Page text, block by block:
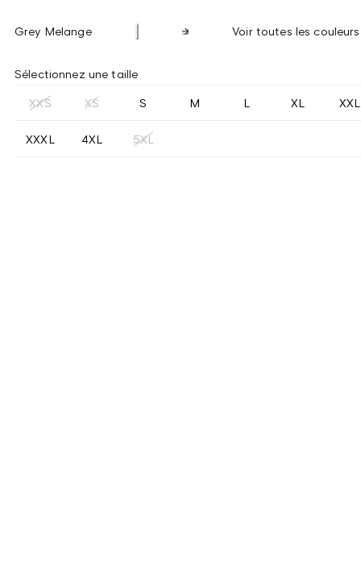
Grey Melange Voir toutes les couleurs
Sélectionnez une taille
XXS XS S M L XL XXL
XXXL 4XL 5XL